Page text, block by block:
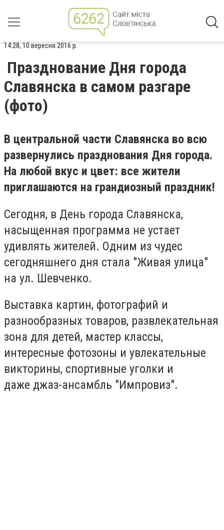
14:28, 10 вересня 2016 р.
Празднование Дня города
Славянска в самом разгаре
(фото)
В центральной части Славянска во всю
развернулись празднования Дня города.
На любой вкус и цвет: все жители
приглашаются на грандиозный праздник!
Сегодня, в День города Славянска,
насыщенная программа не устает
удивлять жителей. Одним из чудес
сегодняшнего дня стала "Живая улица"
на ул. Шевченко.
Выставка картин, фотографий и
разнообразных товаров, развлекательная
зона для детей, мастер классы,
интересные фотозоны и увлекательные
викторины, спортивные уголки и
даже джаз-ансамбль "Импровиз".